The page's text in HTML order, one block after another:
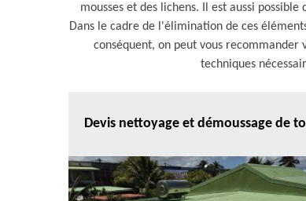
mousses et des lichens. Il est aussi
Dans le cadre de l'élimination de ces
conséquent, on peut vous
techniques
Devis nettoyage et démoussage de